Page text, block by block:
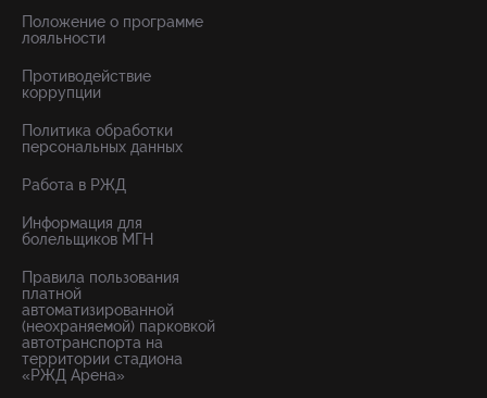
Положение о программе
лояльности
Противодействие
коррупции
Политика обработки
персональных данных
Работа в РЖД
Информация для
болельщиков МГН
Правила пользования
платной
автоматизированной
(неохраняемой) парковкой
автотранспорта на
территории стадиона
«РЖД Арена»